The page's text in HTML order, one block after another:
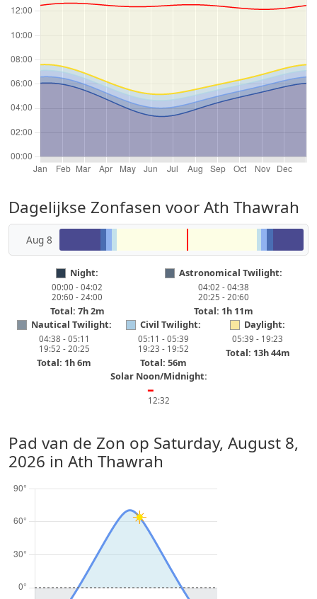
Dagelijkse Zonfasen voor Ath Thawrah
Aug 8
Night:
00:00 - 04:02
20:60 - 24:00
Total: 7h 2m
Astronomical Twilight:
04:02 - 04:38
20:25 - 20:60
Total: 1h 11m
Nautical Twilight:
04:38 - 05:11
19:52 - 20:25
Total: 1h 6m
Civil Twilight:
05:11 - 05:39
19:23 - 19:52
Total: 56m
Daylight:
05:39 - 19:23
Total: 13h 44m
Solar Noon/Midnight:
━
12:32
Pad van de Zon op Saturday, August 8,
2026 in Ath Thawrah